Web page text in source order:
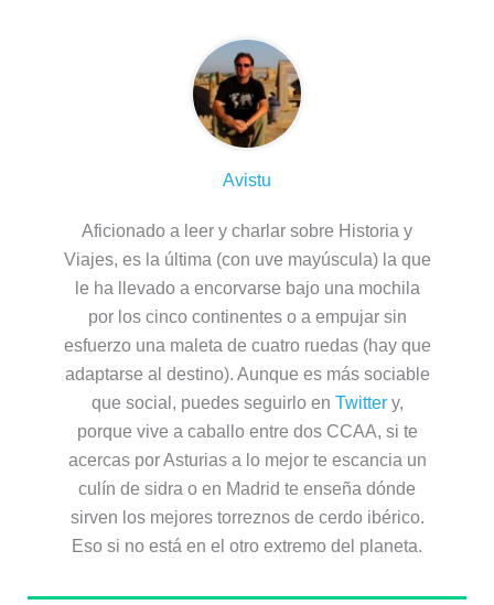
Avistu
Aficionado a leer y charlar sobre Historia y
Viajes, es la última (con uve mayúscula) la que
le ha llevado a encorvarse bajo una mochila
por los cinco continentes o a empujar sin
esfuerzo una maleta de cuatro ruedas (hay que
adaptarse al destino). Aunque es más sociable
que social, puedes seguirlo en Twittery,
porque vive a caballo entre dos CCAA, si te
acercas por Asturias a lo mejor te escancia un
culín de sidra o en Madrid te enseña dónde
sirven los mejores torreznos de cerdo ibérico.
Eso si no está en el otro extremo del planeta.